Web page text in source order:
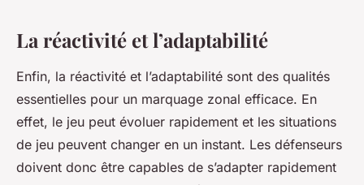
La réactivité et l’adaptabilité
Enfin, la réactivité et l’adaptabilité sont des qualités
essentielles pour un marquage zonal efficace. En
effet, le jeu peut évoluer rapidement et les situations
de jeu peuvent changer en un instant. Les défenseurs
doivent donc être capables de s’adapter rapidement